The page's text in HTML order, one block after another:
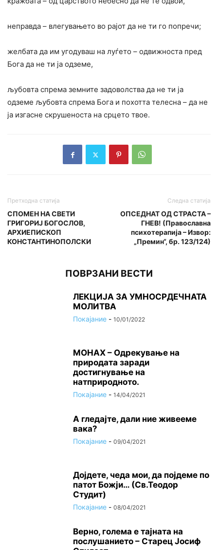
неправда – влегувањето во рајот да не ти го попречи;
желбата да им угодуваш на луѓето – одвижноста пред
Бога да не ти ја одземе,
љубовта спрема земните задоволства да не ти ја
одземе љубовта спрема Бога и похотта телесна – да не
ја изгасне скрушеноста на срцето твое.
Претходна статија
СПОМЕН НА СВЕТИ
ГРИГОРИЈ БОГОСЛОВ,
АРХИЕПИСКОП
КОНСТАНТИНОПОЛСКИ
Следна статија
ОПСЕДНАТ ОД СТРАСТА –
ГНЕВ! (Православна
психотерапија – Извор:
„Премин“, бр. 123/124)
ПОВРЗАНИ ВЕСТИ
ЛЕКЦИЈА ЗА УМНОСРДЕЧНАТА
МОЛИТВА
Покајание - 10/01/2022
МОНАХ – Одрекување на
природата заради
достигнување на
натприродното.
Покајание - 14/04/2021
А гледајте, дали ние живееме
вака?
Покајание - 09/04/2021
Дојдете, чеда мои, да појдеме по
патот Божји… (Св.Теодор
Студит)
Покајание - 08/04/2021
Верно, голема е тајната на
послушанието – Старец Јосиф